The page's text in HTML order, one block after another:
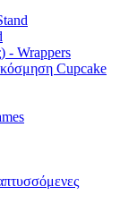
- Wrappers
Cupcake